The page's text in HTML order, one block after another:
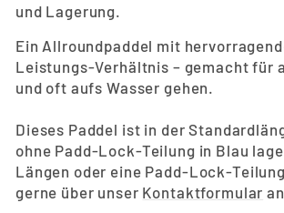
und Lagerung.
Ein Allroundpaddel mit
Leistungs-Verhältnis – gemacht für
und oft aufs Wasser gehen.
Dieses Paddel ist in der
ohne Padd-Lock-Teilung in Blau
Längen oder eine Padd-Lock-
gerne über unser Kontaktformular